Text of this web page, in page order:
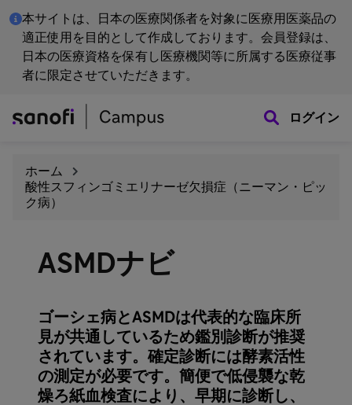
本サイトは、日本の医療関係者を対象に医療用医薬品の
適正使用を目的として作成しております。会員登録は、
日本の医療資格を保有し医療機関等に所属する医療従事
者に限定させていただきます。
ログイン
ホーム
酸性スフィンゴミエリナーゼ欠損症（ニーマン・ピッ
ク病）
ASMDナビ
ゴーシェ病とASMDは代表的な臨床所
見が共通しているため鑑別診断が推奨
されています。確定診断には酵素活性
の測定が必要です。簡便で低侵襲な乾
燥ろ紙血検査により、早期に診断し、